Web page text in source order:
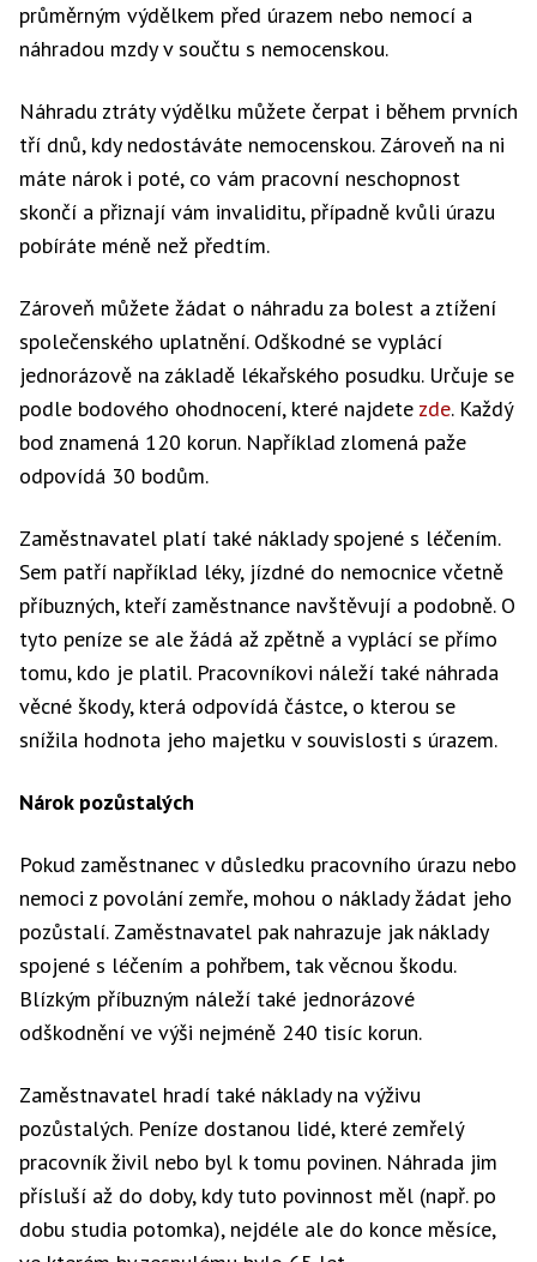
průměrným výdělkem před úrazem nebo nemocí a
náhradou mzdy v součtu s nemocenskou.
Náhradu ztráty výdělku můžete čerpat i během prvních
tří dnů, kdy nedostáváte nemocenskou. Zároveň na ni
máte nárok i poté, co vám pracovní neschopnost
skončí a přiznají vám invaliditu, případně kvůli úrazu
pobíráte méně než předtím.
Zároveň můžete žádat o náhradu za bolest a ztížení
společenského uplatnění. Odškodné se vyplácí
jednorázově na základě lékařského posudku. Určuje se
podle bodového ohodnocení, které najdete zde. Každý
bod znamená 120 korun. Například zlomená paže
odpovídá 30 bodům.
Zaměstnavatel platí také náklady spojené s léčením.
Sem patří například léky, jízdné do nemocnice včetně
příbuzných, kteří zaměstnance navštěvují a podobně. O
tyto peníze se ale žádá až zpětně a vyplácí se přímo
tomu, kdo je platil. Pracovníkovi náleží také náhrada
věcné škody, která odpovídá částce, o kterou se
snížila hodnota jeho majetku v souvislosti s úrazem.
Nárok pozůstalých
Pokud zaměstnanec v důsledku pracovního úrazu nebo
nemoci z povolání zemře, mohou o náklady žádat jeho
pozůstalí. Zaměstnavatel pak nahrazuje jak náklady
spojené s léčením a pohřbem, tak věcnou škodu.
Blízkým příbuzným náleží také jednorázové
odškodnění ve výši nejméně 240 tisíc korun.
Zaměstnavatel hradí také náklady na výživu
pozůstalých. Peníze dostanou lidé, které zemřelý
pracovník živil nebo byl k tomu povinen. Náhrada jim
přísluší až do doby, kdy tuto povinnost měl (např. po
dobu studia potomka), nejdéle ale do konce měsíce,